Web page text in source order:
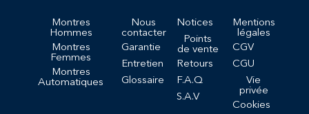
Montres
Hommes
Montres
Femmes
Montres
Automatiques
Nous
contacter
Garantie
Entretien
Glossaire
Notices
Points
de vente
Retours
F.A.Q
S.A.V
Mentions
légales
CGV
CGU
Vie
privée
Cookies